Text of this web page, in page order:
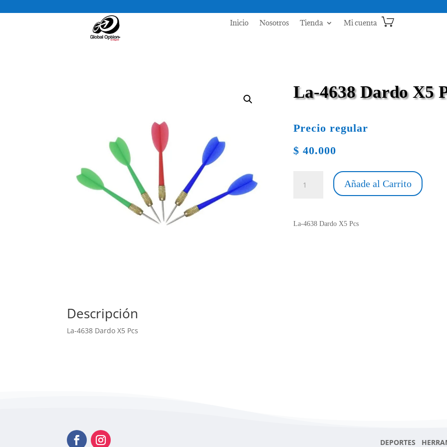
Inicio Nosotros Tienda Mi cuenta
La-4638 Dardo X5
Precio regular
$ 40.000
4638
Pcs
Añade al Carrito
La-4638 Dardo X5 Pcs
Descripción
La-4638 Dardo X5 Pcs
DEPORTES